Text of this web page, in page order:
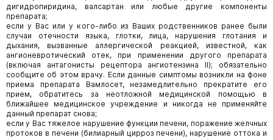
дигидропиридина, валсартан или любые другие компоненты
препарата;
если у Вас или у кого-либо из Ваших родственников ранее были
случаи отечности языка, глотки, лица, нарушения глотания и
дыхания, вызванные аллергической реакцией, известной, как
ангионевротический отек, при применении другого препарата
(включая антагонисты рецептора ангиотензина II); обязательно
сообщите об этом врачу. Если данные симптомы возникли на фоне
приема препарата Вамлосет, незамедлительно прекратите его
прием, обратитесь за неотложной медицинской помощью в
ближайшее медицинское учреждение и никогда не применяйте
данный препарат снова;
если у Вас тяжелое нарушение функции печени, поражение желчных
протоков в печени (билиарный цирроз печени), нарушение оттока и